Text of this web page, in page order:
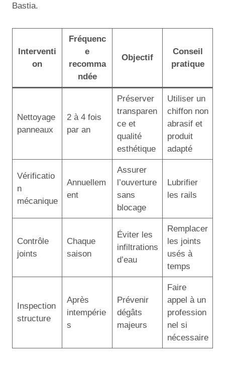
Bastia.
Interventi
on
Fréquenc
e
recomma
ndée
Objectif
Conseil
pratique
Nettoyage
panneaux
2 à 4 fois
par an
Préserver
transparen
ce et
qualité
esthétique
Utiliser un
chiffon non
abrasif et
produit
adapté
Vérificatio
n
mécanique
Annuellem
ent
Assurer
l’ouverture
sans
blocage
Lubrifier
les rails
Contrôle
joints
Chaque
saison
Éviter les
infiltrations
d’eau
Remplacer
les joints
usés à
temps
Inspection
structure
Après
intempérie
s
Prévenir
dégâts
majeurs
Faire
appel à un
profession
nel si
nécessaire